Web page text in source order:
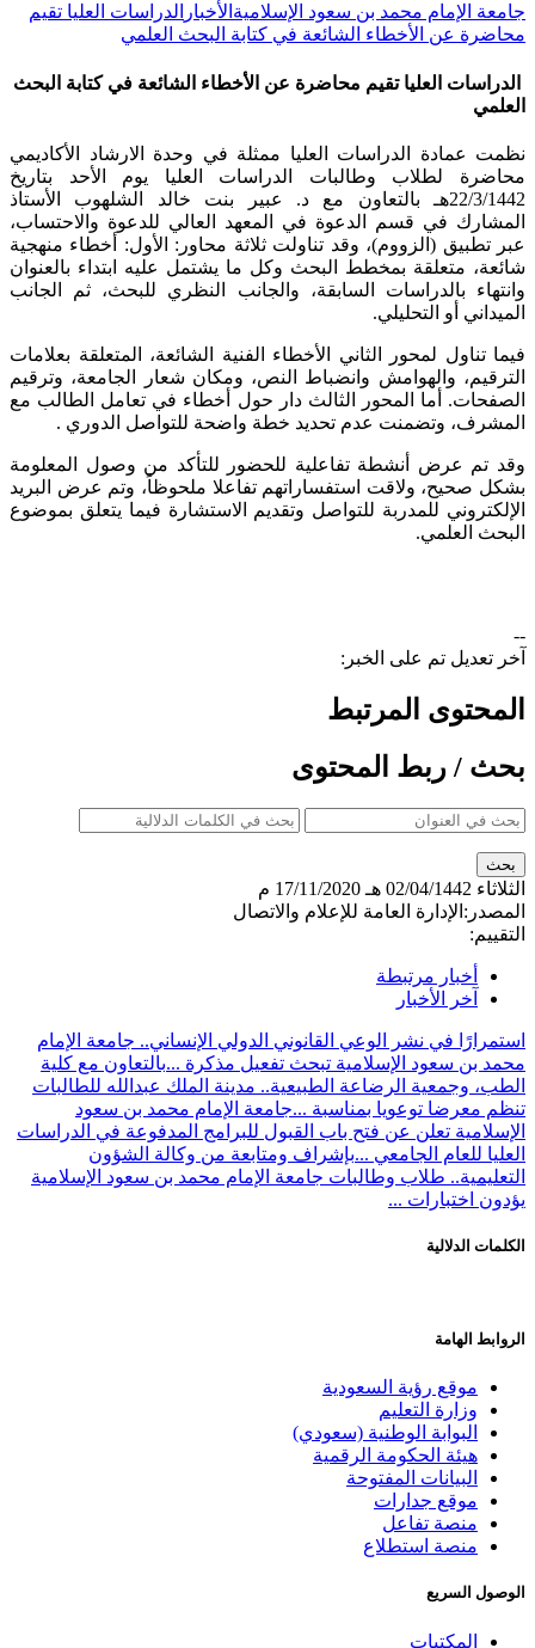
جامعة الإمام محمد بن سعود الإسلامية الأخبار الدراسات العليا تقيم
محاضرة عن الأخطاء الشائعة في كتابة البحث العلمي
الدراسات العليا تقيم محاضرة عن الأخطاء الشائعة في كتابة البحث
العلمي
نظمت عمادة الدراسات العليا ممثلة في وحدة الارشاد الأكاديمي
محاضرة لطلاب وطالبات الدراسات العليا يوم الأحد بتاريخ
22/3/1442هـ بالتعاون مع د. عبير بنت خالد الشلهوب الأستاذ
المشارك في قسم الدعوة في المعهد العالي للدعوة والاحتساب،
عبر تطبيق (الزووم)، وقد تناولت ثلاثة محاور: الأول: أخطاء منهجية
شائعة، متعلقة بمخطط البحث وكل ما يشتمل عليه ابتداء بالعنوان
وانتهاء بالدراسات السابقة، والجانب النظري للبحث، ثم الجانب
الميداني أو التحليلي.
فيما تناول لمحور الثاني الأخطاء الفنية الشائعة، المتعلقة بعلامات
الترقيم، والهوامش وانضباط النص، ومكان شعار الجامعة، وترقيم
الصفحات. أما المحور الثالث دار حول أخطاء في تعامل الطالب مع
المشرف، وتضمنت عدم تحديد خطة واضحة للتواصل الدوري .
وقد تم عرض أنشطة تفاعلية للحضور للتأكد من وصول المعلومة
بشكل صحيح، ولاقت استفساراتهم تفاعلا ملحوظاً، وتم عرض البريد
الإلكتروني للمدربة للتواصل وتقديم الاستشارة فيما يتعلق بموضوع
البحث العلمي.
--
آخر تعديل تم على الخبر:
المحتوى المرتبط
بحث / ربط المحتوى
الثلاثاء 02/04/1442 هـ
17/11/2020 م
المصدر: الإدارة العامة للإعلام والاتصال
التقييم:
أخبار مرتبطة
آخر الأخبار
استمرارًا في نشر الوعي القانوني الدولي الإنساني.. جامعة الإمام
محمد بن سعود الإسلامية تبحث تفعيل مذكرة ...بالتعاون مع كلية
الطب، وجمعية الرضاعة الطبيعية.. مدينة الملك عبدالله للطالبات
تنظم معرضا توعويا بمناسبة ...جامعة الإمام محمد بن سعود
الإسلامية تعلن عن فتح باب القبول للبرامج المدفوعة في الدراسات
العليا للعام الجامعي ...بإشراف ومتابعة من وكالة الشؤون
التعليمية.. طلاب وطالبات جامعة الإمام محمد بن سعود الإسلامية
يؤدون اختبارات ...
الكلمات الدلالية
الروابط الهامة
موقع رؤية السعودية
وزارة التعليم
البوابة الوطنية (سعودي)
هيئة الحكومة الرقمية
البيانات المفتوحة
موقع جدارات
منصة تفاعل
منصة استطلاع
الوصول السريع
المكتبات